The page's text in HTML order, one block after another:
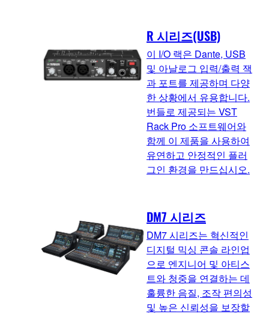
R 시리즈(USB)
이 I/O 랙은 Dante, USB
및 아날로그 입력/출력 잭
과 포트를 제공하며 다양
한 상황에서 유용합니다.
번들로 제공되는 VST
Rack Pro 소프트웨어와
함께 이 제품을 사용하여
유연하고 안정적인 플러
그인 환경을 만드십시오.
DM7 시리즈
DM7 시리즈는 혁신적인
디지털 믹싱 콘솔 라인업
으로 엔지니어 및 아티스
트와 청중을 연결하는 데
훌륭한 음질, 조작 편의성
및 높은 신뢰성을 보장할